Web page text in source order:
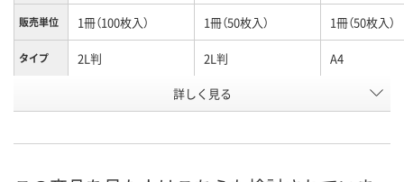
販売単位 1冊（100枚入） 1冊（50枚入） 1冊（50枚入）
タイプ 2L判 2L判 A4
7660148
詳しく見る